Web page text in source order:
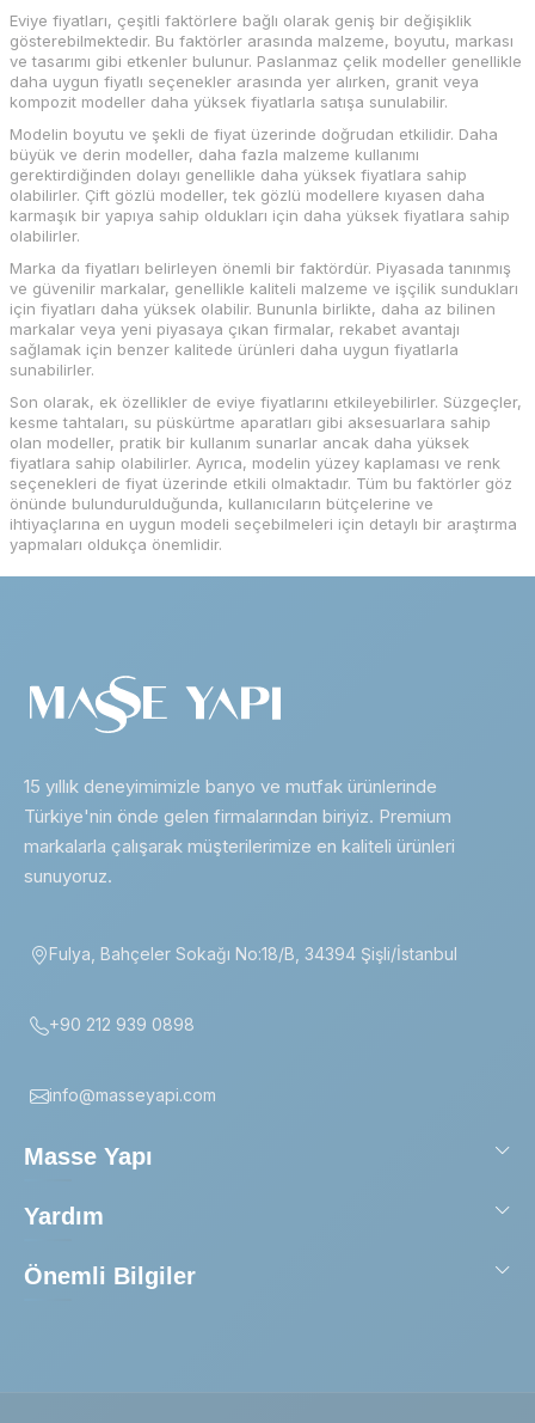
Eviye fiyatları, çeşitli faktörlere bağlı olarak geniş bir değişiklik
gösterebilmektedir. Bu faktörler arasında malzeme, boyutu, markası
ve tasarımı gibi etkenler bulunur. Paslanmaz çelik modeller genellikle
daha uygun fiyatlı seçenekler arasında yer alırken, granit veya
kompozit modeller daha yüksek fiyatlarla satışa sunulabilir.
Modelin boyutu ve şekli de fiyat üzerinde doğrudan etkilidir. Daha
büyük ve derin modeller, daha fazla malzeme kullanımı
gerektirdiğinden dolayı genellikle daha yüksek fiyatlara sahip
olabilirler. Çift gözlü modeller, tek gözlü modellere kıyasen daha
karmaşık bir yapıya sahip oldukları için daha yüksek fiyatlara sahip
olabilirler.
Marka da fiyatları belirleyen önemli bir faktördür. Piyasada tanınmış
ve güvenilir markalar, genellikle kaliteli malzeme ve işçilik sundukları
için fiyatları daha yüksek olabilir. Bununla birlikte, daha az bilinen
markalar veya yeni piyasaya çıkan firmalar, rekabet avantajı
sağlamak için benzer kalitede ürünleri daha uygun fiyatlarla
sunabilirler.
Son olarak, ek özellikler de eviye fiyatlarını etkileyebilirler. Süzgeçler,
kesme tahtaları, su püskürtme aparatları gibi aksesuarlara sahip
olan modeller, pratik bir kullanım sunarlar ancak daha yüksek
fiyatlara sahip olabilirler. Ayrıca, modelin yüzey kaplaması ve renk
seçenekleri de fiyat üzerinde etkili olmaktadır. Tüm bu faktörler göz
önünde bulundurulduğunda, kullanıcıların bütçelerine ve
ihtiyaçlarına en uygun modeli seçebilmeleri için detaylı bir araştırma
yapmaları oldukça önemlidir.
15 yıllık deneyimimizle banyo ve mutfak ürünlerinde
Türkiye'nin önde gelen firmalarından biriyiz. Premium
markalarla çalışarak müşterilerimize en kaliteli ürünleri
sunuyoruz.
Fulya, Bahçeler Sokağı No:18/B, 34394 Şişli/İstanbul
+90 212 939 0898
info@masseyapi.com
Masse Yapı
Yardım
Önemli Bilgiler